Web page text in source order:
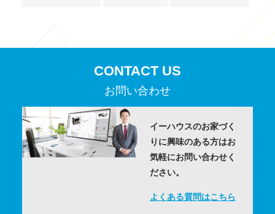
CONTACT US
お問い合わせ
イーハウスのお家づく
りに興味のある方はお
気軽にお問い合わせく
ださい。
よくある質問はこちら